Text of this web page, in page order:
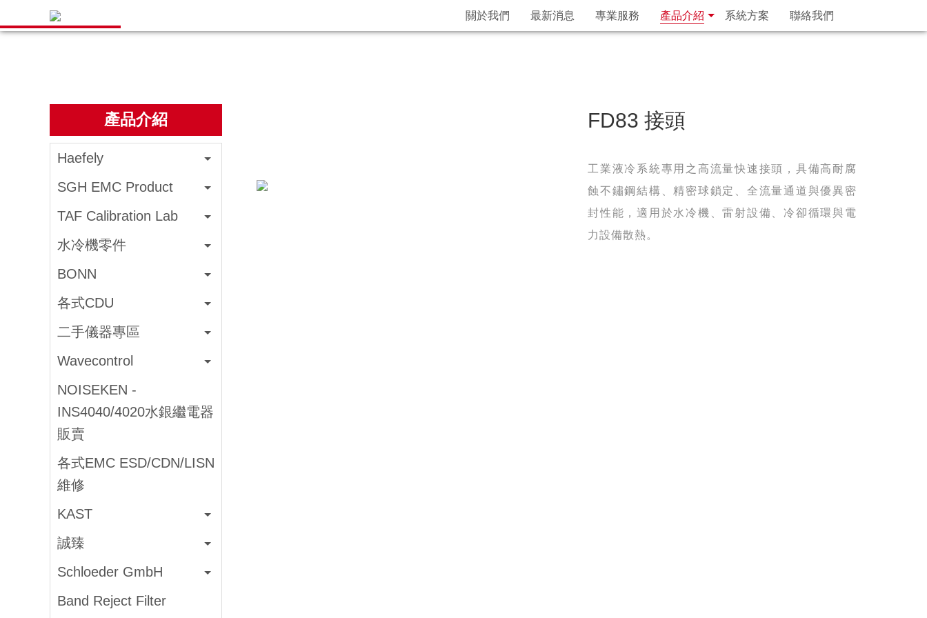
關於我們 最新消息 專業服務 產品介紹 系統方案 聯絡我們
產品介紹
Haefely
SGH EMC Product
TAF Calibration Lab
水冷機零件
BONN
各式CDU
二手儀器專區
Wavecontrol
NOISEKEN -
INS4040/4020水銀繼電器
販賣
各式EMC ESD/CDN/LISN
維修
KAST
誠臻
Schloeder GmbH
Band Reject Filter
FD83 接頭
工業液冷系統專用之高流量快速接頭，具備高耐腐
蝕不鏽鋼結構、精密球鎖定、全流量通道與優異密
封性能，適用於水冷機、雷射設備、冷卻循環與電
力設備散熱。